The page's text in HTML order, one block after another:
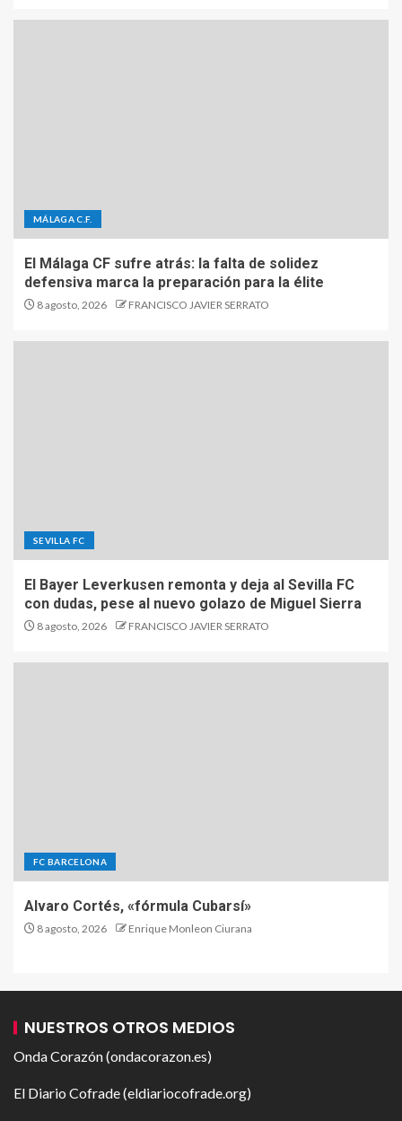
MÁLAGA C.F.
El Málaga CF sufre atrás: la falta de solidez
defensiva marca la preparación para la élite
8 agosto, 2026 FRANCISCO JAVIER SERRATO
SEVILLA FC
El Bayer Leverkusen remonta y deja al Sevilla FC
con dudas, pese al nuevo golazo de Miguel Sierra
8 agosto, 2026 FRANCISCO JAVIER SERRATO
FC BARCELONA
Alvaro Cortés, «fórmula Cubarsí»
8 agosto, 2026 Enrique Monleon Ciurana
NUESTROS OTROS MEDIOS
Onda Corazón (ondacorazon.es)
El Diario Cofrade (eldiariocofrade.org)